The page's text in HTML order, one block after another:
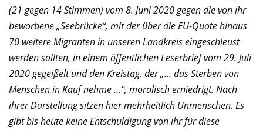
(21 gegen 14 Stimmen) vom 8. Juni 2020 gegen die von ihr
beworbene „Seebrücke“, mit der über die EU-Quote hinaus
70 weitere Migranten in unseren Landkreis eingeschleust
werden sollten, in einem öffentlichen Leserbrief vom 29. Juli
2020 gegeißelt und den Kreistag, der „… das Sterben von
Menschen in Kauf nehme …“, moralisch erniedrigt. Nach
ihrer Darstellung sitzen hier mehrheitlich Unmenschen. Es
gibt bis heute keine Entschuldigung von ihr für diese